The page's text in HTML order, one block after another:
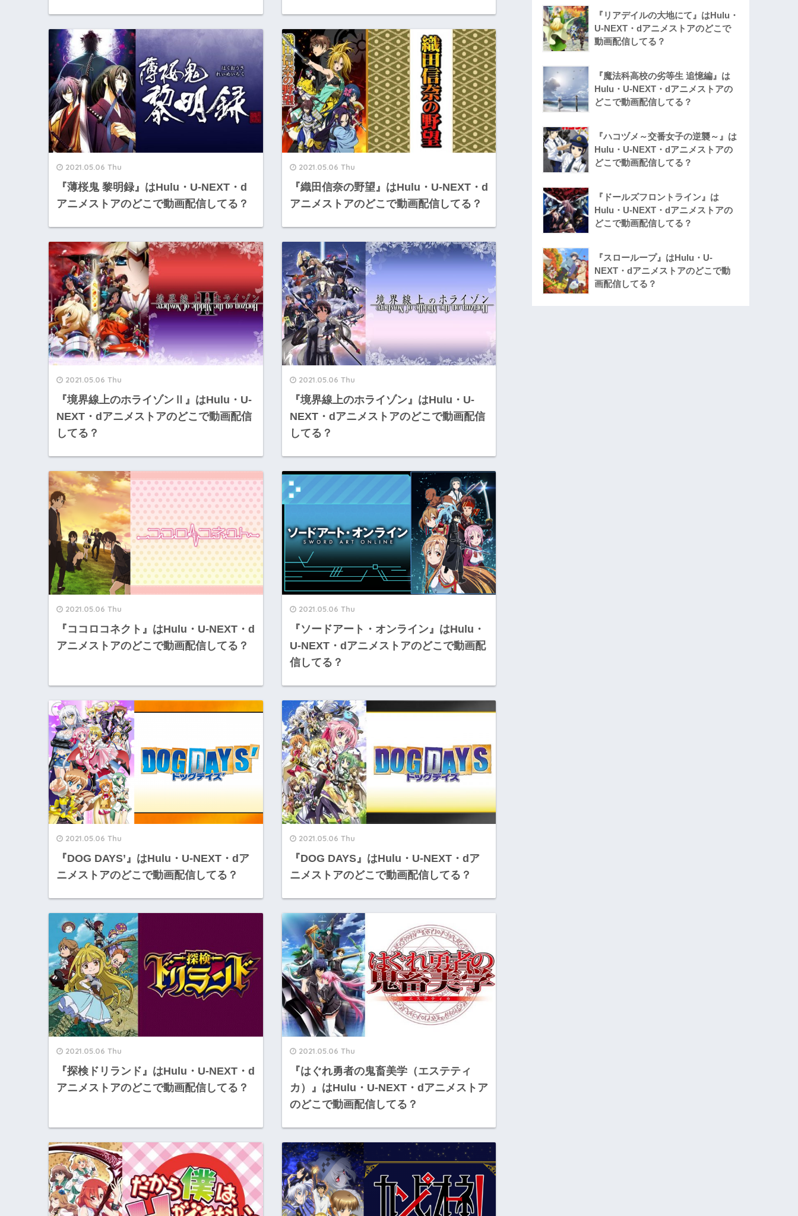
2021.05.06 Thu
『薄桜鬼 黎明録』はHulu・U-NEXT・d
アニメストアのどこで動画配信してる？
2021.05.06 Thu
『織田信奈の野望』はHulu・U-NEXT・d
アニメストアのどこで動画配信してる？
2021.05.06 Thu
『境界線上のホライゾンⅡ』はHulu・U-
NEXT・dアニメストアのどこで動画配信
してる？
2021.05.06 Thu
『境界線上のホライゾン』はHulu・U-
NEXT・dアニメストアのどこで動画配信
してる？
2021.05.06 Thu
『ココロコネクト』はHulu・U-NEXT・d
アニメストアのどこで動画配信してる？
2021.05.06 Thu
『ソードアート・オンライン』はHulu・
U-NEXT・dアニメストアのどこで動画配
信してる？
2021.05.06 Thu
『DOG DAYS’』はHulu・U-NEXT・dア
ニメストアのどこで動画配信してる？
2021.05.06 Thu
『DOG DAYS』はHulu・U-NEXT・dア
ニメストアのどこで動画配信してる？
2021.05.06 Thu
『探検ドリランド』はHulu・U-NEXT・d
アニメストアのどこで動画配信してる？
2021.05.06 Thu
『はぐれ勇者の鬼畜美学（エステティ
カ）』はHulu・U-NEXT・dアニメストア
のどこで動画配信してる？
『リアデイルの大地にて』はHulu・
U-NEXT・dアニメストアのどこで
動画配信してる？
『魔法科高校の劣等生 追憶編』は
Hulu・U-NEXT・dアニメストアの
どこで動画配信してる？
『ハコヅメ～交番女子の逆襲～』は
Hulu・U-NEXT・dアニメストアの
どこで動画配信してる？
『ドールズフロントライン』は
Hulu・U-NEXT・dアニメストアの
どこで動画配信してる？
『スローループ』はHulu・U-
NEXT・dアニメストアのどこで動
画配信してる？